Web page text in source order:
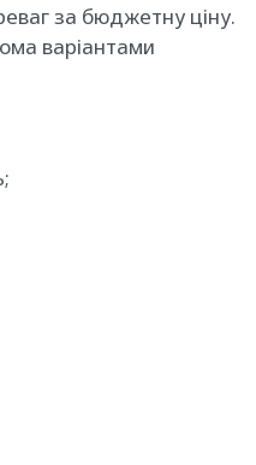
за бюджетну ціну.
варіантами